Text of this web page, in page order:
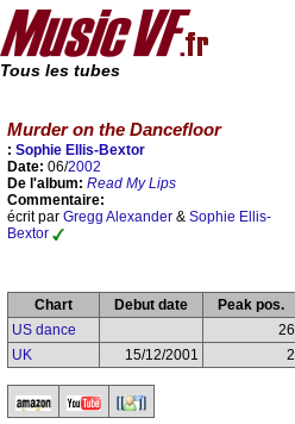
Tous les tubes
Murder on the Dancefloor
: Sophie Ellis-Bextor
Date: 06/2002
De l'album: Read My Lips
Commentaire:
écrit par Gregg Alexander & Sophie Ellis-
Bextor
Chart Debut date
Peak pos.
US dance
26
UK
15/12/2001 2